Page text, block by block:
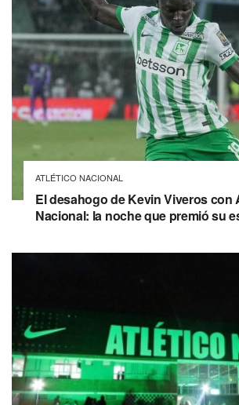
ATLÉTICO NACIONAL
El desahogo de Kevin Viveros con
Nacional: la noche que premió su